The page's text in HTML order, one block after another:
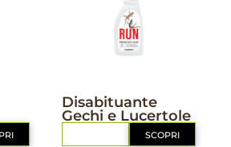
Disabituante
Gechi e Lucertole
SCOPRI